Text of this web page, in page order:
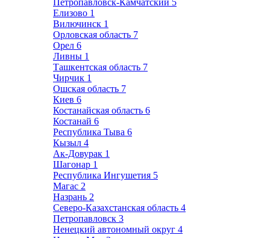
Петропавловск-Камчатский 5
Елизово 1
Вилючинск 1
Орловская область 7
Орел 6
Ливны 1
Ташкентская область 7
Чирчик 1
Ошская область 7
Киев 6
Костанайская область 6
Костанай 6
Республика Тыва 6
Кызыл 4
Ак-Довурак 1
Шагонар 1
Республика Ингушетия 5
Магас 2
Назрань 2
Северо-Казахстанская область 4
Петропавловск 3
Ненецкий автономный округ 4